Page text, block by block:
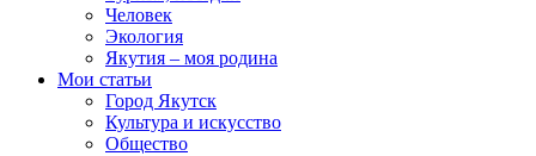
Человек
Экология
Якутия – моя родина
Мои статьи
Город Якутск
Культура и искусство
Общество